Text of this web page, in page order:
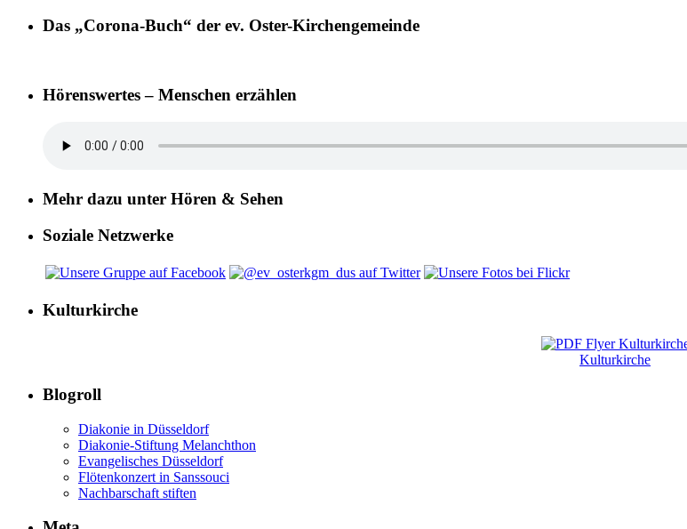
Das „Corona-Buch“ der ev. Oster-Kirchengemeinde
Hörenswertes – Menschen erzählen
Mehr dazu unter Hören & Sehen
Soziale Netzwerke
Kulturkirche
Kulturkirche
Blogroll
Diakonie in Düsseldorf
Diakonie-Stiftung Melanchthon
Evangelisches Düsseldorf
Flötenkonzert in Sanssouci
Nachbarschaft stiften